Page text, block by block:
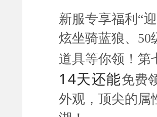
新服专享福利“
炫坐骑蓝狼、50
道具等你领！第
14天还能免费
外观，顶尖的属